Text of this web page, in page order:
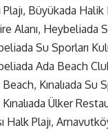
Plajı, Büyükada
Alanı, Heybeliada
Su Sporları
Ada Beach
Kınalıada Su
Ülker
Halk Plajı,